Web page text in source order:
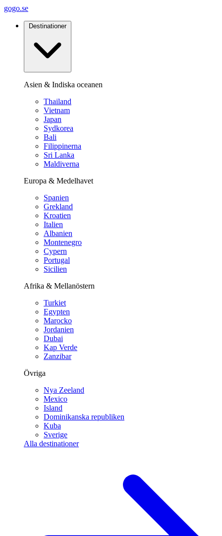
gogo.se
Destinationer
Asien & Indiska oceanen
Thailand
Vietnam
Japan
Sydkorea
Bali
Filippinerna
Sri Lanka
Maldiverna
Europa & Medelhavet
Spanien
Grekland
Kroatien
Italien
Albanien
Montenegro
Cypern
Portugal
Sicilien
Afrika & Mellanöstern
Turkiet
Egypten
Marocko
Jordanien
Dubai
Kap Verde
Zanzibar
Övriga
Nya Zeeland
Mexico
Island
Dominikanska republiken
Kuba
Sverige
Alla destinationer